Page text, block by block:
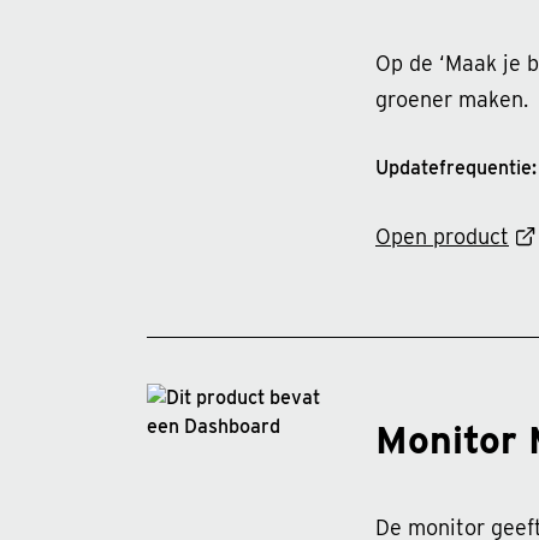
Op de ‘Maak
groener maken.
Open product
Monitor
De monitor